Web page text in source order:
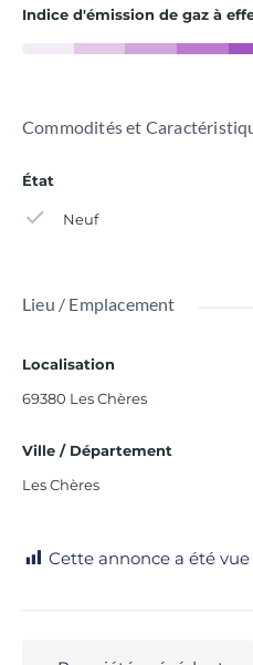
Indice d'émission de gaz à
Commodités et
État
Neuf
Lieu / Emplacement
Localisation
69380 Les Chères
Ville / Département
Les Chères
Cette annonce a été vue